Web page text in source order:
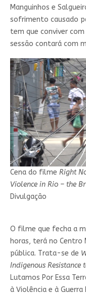
Manguinhos e
sofrimento causado
tem que conviver
sessão contará com
Cena do filme Right
Violence in Rio – the
Divulgação
O filme que fecha a
horas, terá no Centro
pública. Trata-se de
Indigenous Resistance
Lutamos Por Essa
à Violência e à